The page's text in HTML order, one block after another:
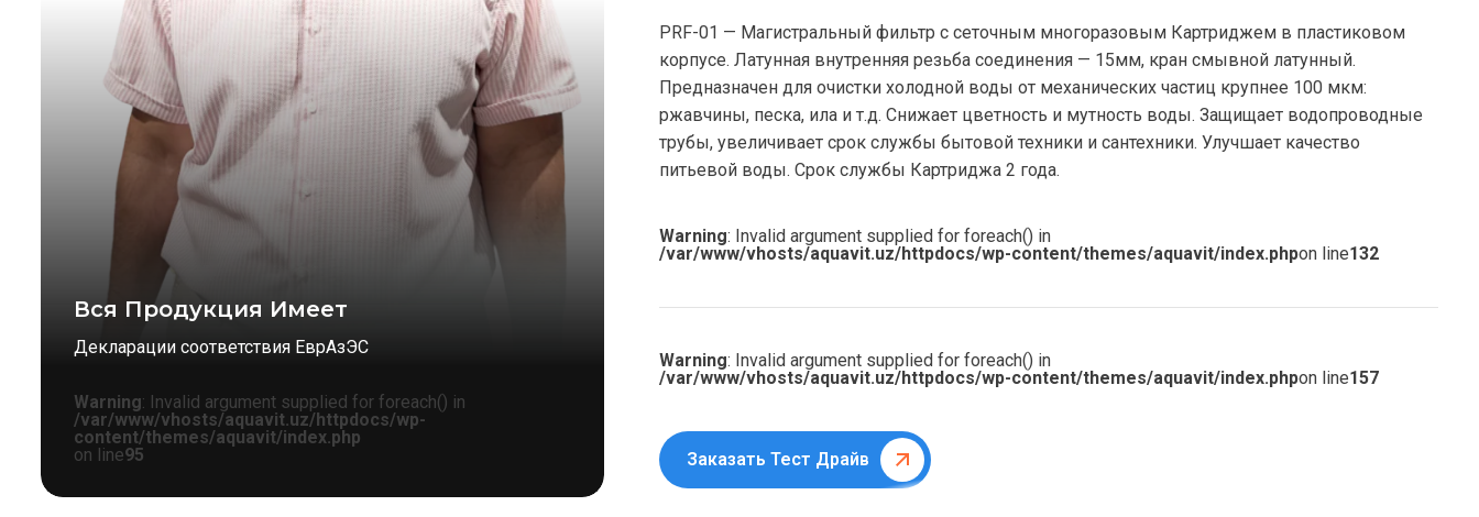
Вся Продукция Имеет
Декларации соответствия ЕврАзЭС
Warning: Invalid argument supplied for foreach() in
/var/www/vhosts/aquavit.uz/httpdocs/wp-
content/themes/aquavit/index.php
on line95
PRF-01 — Магистральный фильтр с сеточным многоразовым Картриджем в пластиковом
корпусе. Латунная внутренняя резьба соединения — 15мм, кран смывной латунный.
Предназначен для очистки холодной воды от механических частиц крупнее 100 мкм:
ржавчины, песка, ила и т.д. Снижает цветность и мутность воды. Защищает водопроводные
трубы, увеличивает срок службы бытовой техники и сантехники. Улучшает качество
питьевой воды. Срок службы Картриджа 2 года.
Warning: Invalid argument supplied for foreach() in
/var/www/vhosts/aquavit.uz/httpdocs/wp-content/themes/aquavit/index.phpon line132
Warning: Invalid argument supplied for foreach() in
/var/www/vhosts/aquavit.uz/httpdocs/wp-content/themes/aquavit/index.phpon line157
Заказать Тест Драйв